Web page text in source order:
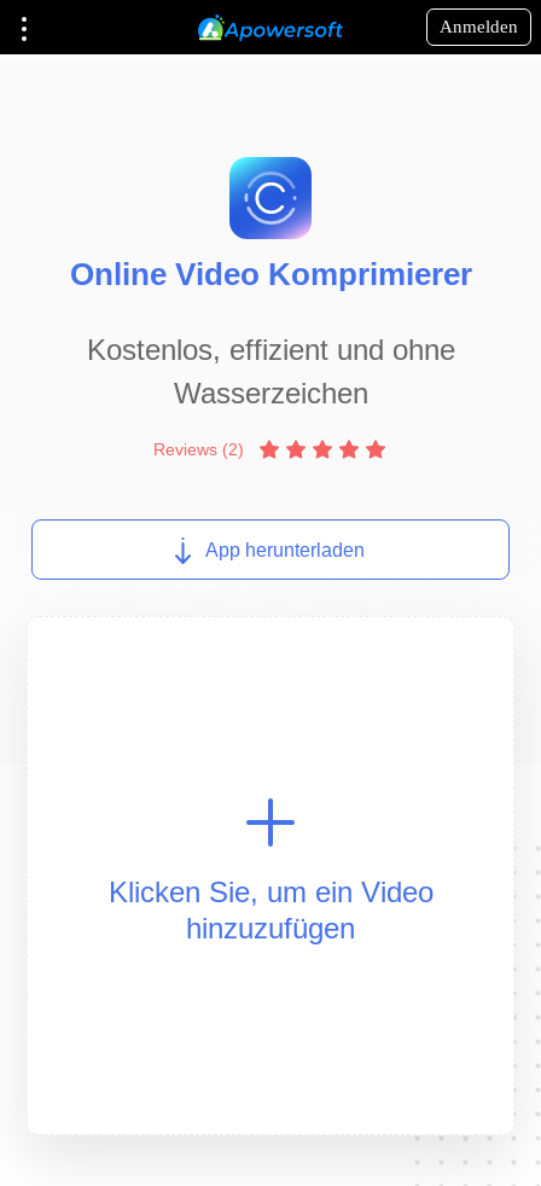
Anmelden
Online Video Komprimierer
Kostenlos, effizient und ohne
Wasserzeichen
Reviews (2)
App herunterladen
Klicken Sie, um ein Video
hinzuzufügen